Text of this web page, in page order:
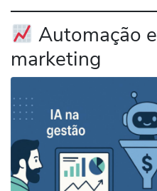
Automação
marketing